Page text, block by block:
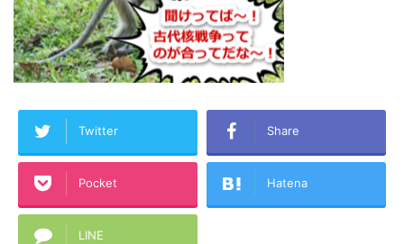
Twitter Share
Pocket Hatena
LINE